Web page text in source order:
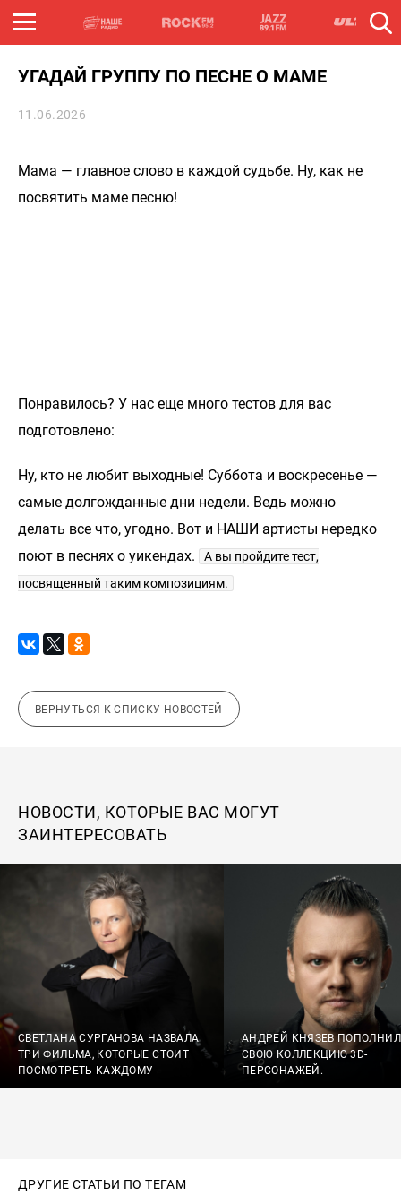
УГАДАЙ ГРУППУ ПО ПЕСНЕ О МАМЕ
11.06.2026
Мама — главное слово в каждой судьбе. Ну, как не
посвятить маме песню!
Понравилось? У нас еще много тестов для вас
подготовлено:
Ну, кто не любит выходные! Суббота и воскресенье —
самые долгожданные дни недели. Ведь можно
делать все что, угодно. Вот и НАШИ артисты нередко
поют в песнях о уикендах.
А вы пройдите тест,
посвященный таким композициям.
ВЕРНУТЬСЯ К СПИСКУ НОВОСТЕЙ
НОВОСТИ, КОТОРЫЕ ВАС МОГУТ
ЗАИНТЕРЕСОВАТЬ
СВЕТЛАНА СУРГАНОВА НАЗВАЛА
ТРИ ФИЛЬМА, КОТОРЫЕ СТОИТ
ПОСМОТРЕТЬ КАЖДОМУ
АНДРЕЙ КНЯЗЕВ ПОПОЛНИЛ
СВОЮ КОЛЛЕКЦИЮ 3D-
ПЕРСОНАЖЕЙ.
ДРУГИЕ СТАТЬИ ПО ТЕГАМ